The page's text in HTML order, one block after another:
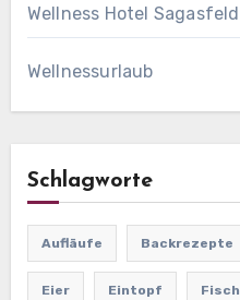
Wellness Hotel Sagasfeld
Wellnessurlaub
Schlagworte
Aufläufe Backrezepte
Eier Eintopf Fisch